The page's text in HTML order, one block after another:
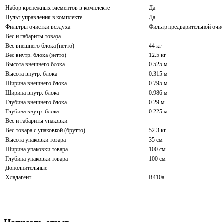
Набор крепежных элементов в комплекте
Да
Пульт управления в комплекте
Да
Фильтры очистки воздуха
Фильтр предварительной
Вес и габариты товара
Вес внешнего блока (нетто)
44 кг
Вес внутр. блока (нетто)
12.5 кг
Высота внешнего блока
0.525 м
Высота внутр. блока
0.315 м
Ширина внешнего блока
0.795 м
Ширина внутр. блока
0.986 м
Глубина внешнего блока
0.29 м
Глубина внутр. блока
0.225 м
Вес и габариты упаковки
Вес товара с упаковкой (брутто)
52.3 кг
Высота упаковки товара
35 см
Ширина упаковки товара
100 см
Глубина упаковки товара
100 см
Дополнительные
Хладагент
R410a